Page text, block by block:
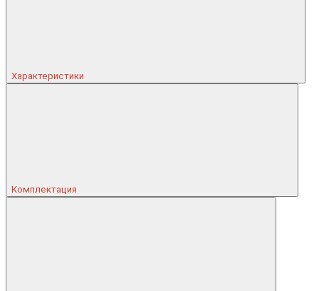
Характеристики
Комплектация